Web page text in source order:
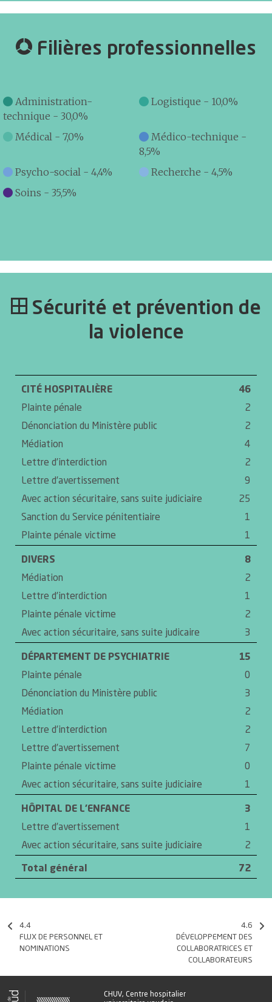
Filières professionnelles
Administration-
technique - 30,0%
Logistique - 10,0%
Médical - 7,0%
Médico-technique -
8,5%
Psycho-social - 4,4%
Recherche - 4,5%
Soins - 35,5%
Sécurité et prévention de
la violence
CITÉ HOSPITALIÈRE
46
Plainte pénale
2
Dénonciation du Ministère public
2
Médiation
4
Lettre d’interdiction
2
Lettre d’avertissement
9
Avec action sécuritaire, sans suite judiciaire
25
Sanction du Service pénitentiaire
1
Plainte pénale victime
1
DIVERS
8
Médiation
2
Lettre d’interdiction
1
Plainte pénale victime
2
Avec action sécuritaire, sans suite judicaire
3
DÉPARTEMENT DE PSYCHIATRIE
15
Plainte pénale
0
Dénonciation du Ministère public
3
Médiation
2
Lettre d’interdiction
2
Lettre d’avertissement
7
Plainte pénale victime
0
Avec action sécuritaire, sans suite judiciaire
1
HÔPITAL DE L’ENFANCE
3
Lettre d’avertissement
1
Avec action sécuritaire, sans suite judiciaire
2
Total général 72
4.4
FLUX DE PERSONNEL ET
NOMINATIONS
4.6
DÉVELOPPEMENT DES
COLLABORATRICES ET
COLLABORATEURS
CHUV, Centre hospitalier